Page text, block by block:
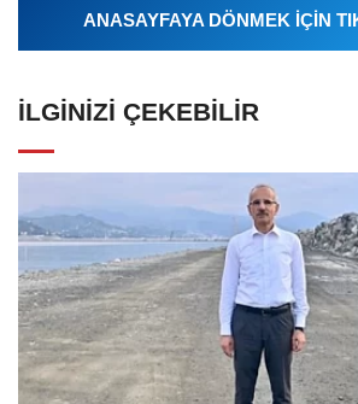
ANASAYFAYA DÖNMEK İÇİN
İLGINIZI ÇEKEBILIR